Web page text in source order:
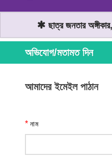
ছাত্র জনতার অঙ্গীকার,
অভিযোগ/মতামত দিন
আমাদের ইমেইল পাঠান
* নাম